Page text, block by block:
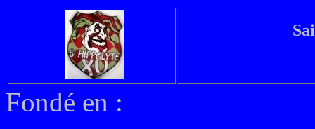
Fondé en :